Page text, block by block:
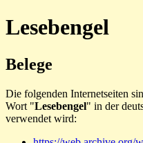
Lesebengel
Belege
Die folgenden Internetseiten
Wort "Lesebengel" in der
verwendet wird: